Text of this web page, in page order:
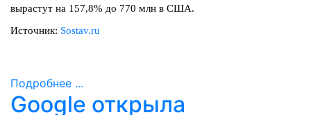
вырастут на 157,8% до 770 млн в США.
Источник: Sostav.ru
Подробнее ...
Google открыла